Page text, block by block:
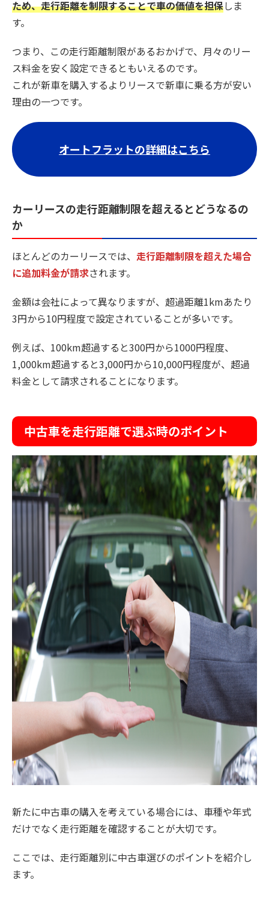
ため、走行距離を制限することで車の価値を担保しま
す。
つまり、この走行距離制限があるおかげで、月々のリー
ス料金を安く設定できるともいえるのです。
これが新車を購入するよりリースで新車に乗る方が安い
理由の一つです。
オートフラットの詳細はこちら
カーリースの走行距離制限を超えるとどうなるの
か
ほとんどのカーリースでは、 走行距離制限を超えた場合
に追加料金が請求されます。
金額は会社によって異なりますが、超過距離1kmあたり
3円から10円程度で設定されていることが多いです。
例えば、100km超過すると300円から1000円程度、
1,000km超過すると3,000円から10,000円程度が、超過
料金として請求されることになります。
中古車を走行距離で選ぶ時のポイント
新たに中古車の購入を考えている場合には、車種や年式
だけでなく走行距離を確認することが大切です。
ここでは、走行距離別に中古車選びのポイントを紹介し
ます。